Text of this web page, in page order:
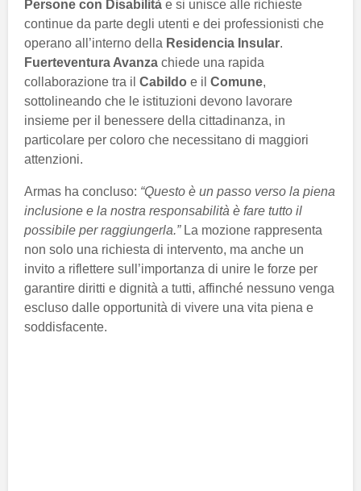
Persone con Disabilità e si unisce alle richieste
continue da parte degli utenti e dei professionisti che
operano all’interno della Residencia Insular.
Fuerteventura Avanza chiede una rapida
collaborazione tra il Cabildo e il Comune,
sottolineando che le istituzioni devono lavorare
insieme per il benessere della cittadinanza, in
particolare per coloro che necessitano di maggiori
attenzioni.
Armas ha concluso: “Questo è un passo verso la piena
inclusione e la nostra responsabilità è fare tutto il
possibile per raggiungerla.”La mozione rappresenta
non solo una richiesta di intervento, ma anche un
invito a riflettere sull’importanza di unire le forze per
garantire diritti e dignità a tutti, affinché nessuno venga
escluso dalle opportunità di vivere una vita piena e
soddisfacente.